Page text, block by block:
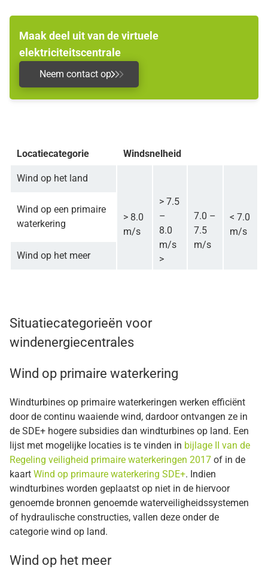
Maak deel uit van de virtuele
elektriciteitscentrale
Neem contact op
Locatiecategorie Windsnelheid
Wind op het land
> 8.0
m/s
> 7.5
–
8.0
m/s
>
7.0 –
7.5
m/s
< 7.0
m/s
Wind op een primaire
waterkering
Wind op het meer
Situatiecategorieën voor
windenergiecentrales
Wind op primaire waterkering
Windturbines op primaire waterkeringen werken efficiënt
door de continu waaiende wind, dardoor ontvangen ze in
de SDE+ hogere subsidies dan windturbines op land. Een
lijst met mogelijke locaties is te vinden in bijlage II van de
Regeling veiligheid primaire waterkeringen 2017 of in de
kaart Wind op primaure waterkering SDE+. Indien
windturbines worden geplaatst op niet in de hiervoor
genoemde bronnen genoemde waterveiligheidssystemen
of hydraulische constructies, vallen deze onder de
categorie wind op land.
Wind op het meer